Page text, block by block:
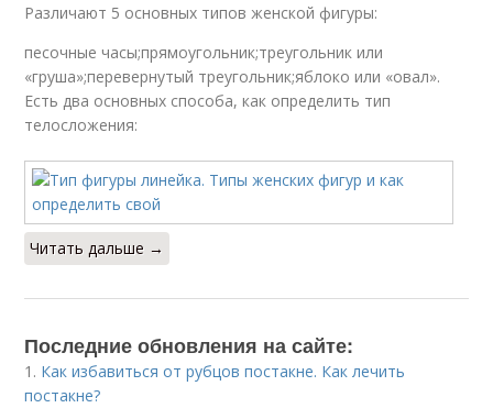
Различают 5 основных типов женской фигуры:
песочные часы;прямоугольник;треугольник или
«груша»;перевернутый треугольник;яблоко или «овал».
Есть два основных способа, как определить тип
телосложения:
Читать дальше →
Последние обновления на сайте:
1. Как избавиться от рубцов постакне. Как лечить
постакне?